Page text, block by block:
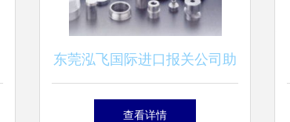
东莞泓飞国际进口报关公司助
力泓尔配件高效通关
查看详情